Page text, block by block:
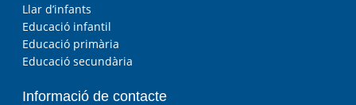
Llar d’infants
Educació infantil
Educació primària
Educació secundària
Informació de contacte